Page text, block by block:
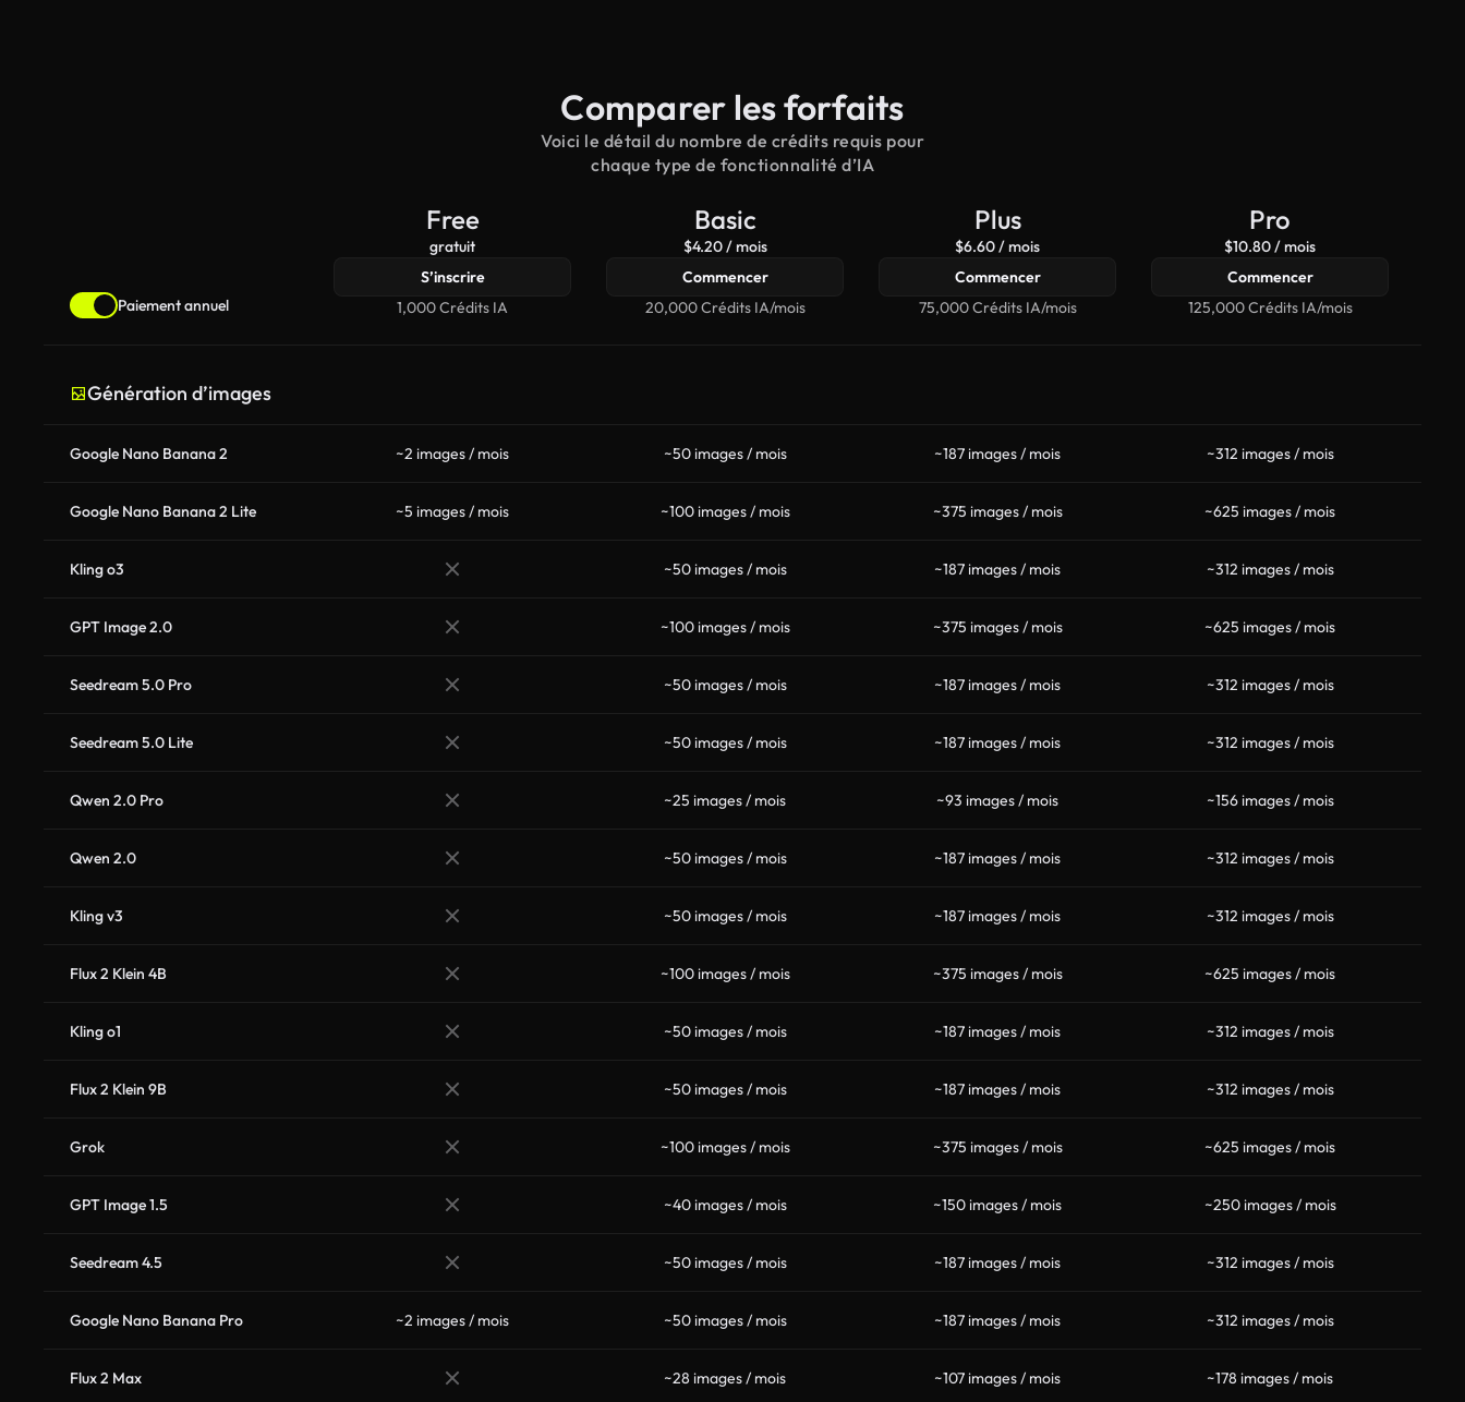
Comparer les forfaits
Voici le détail du nombre de crédits requis pour
chaque type de fonctionnalité d’IA
Paiement annuel
Free
gratuit
S’inscrire
1,000 Crédits IA
Basic
$4.20 / mois
Commencer
20,000 Crédits IA/mois
Plus
$6.60 / mois
Commencer
75,000 Crédits IA/mois
Pro
$10.80 / mois
Commencer
125,000 Crédits IA/mois
Génération d’images
Google Nano Banana 2 ~2 images / mois ~50 images / mois ~187 images / mois ~312 images / mois
Google Nano Banana 2 Lite ~5 images / mois ~100 images / mois ~375 images / mois ~625 images / mois
Kling o3 ~50 images / mois ~187 images / mois ~312 images / mois
GPT Image 2.0 ~100 images / mois ~375 images / mois ~625 images / mois
Seedream 5.0 Pro ~50 images / mois ~187 images / mois ~312 images / mois
Seedream 5.0 Lite ~50 images / mois ~187 images / mois ~312 images / mois
Qwen 2.0 Pro ~25 images / mois ~93 images / mois ~156 images / mois
Qwen 2.0 ~50 images / mois ~187 images / mois ~312 images / mois
Kling v3 ~50 images / mois ~187 images / mois ~312 images / mois
Flux 2 Klein 4B ~100 images / mois ~375 images / mois ~625 images / mois
Kling o1 ~50 images / mois ~187 images / mois ~312 images / mois
Flux 2 Klein 9B ~50 images / mois ~187 images / mois ~312 images / mois
Grok ~100 images / mois ~375 images / mois ~625 images / mois
GPT Image 1.5 ~40 images / mois ~150 images / mois ~250 images / mois
Seedream 4.5 ~50 images / mois ~187 images / mois ~312 images / mois
Google Nano Banana Pro ~2 images / mois ~50 images / mois ~187 images / mois ~312 images / mois
Flux 2 Max ~28 images / mois ~107 images / mois ~178 images / mois